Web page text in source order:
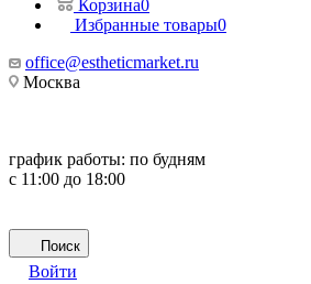
Корзина0
Избранные товары0
office@estheticmarket.ru
Москва
график работы: по будням
с 11:00 до 18:00
Поиск
Войти